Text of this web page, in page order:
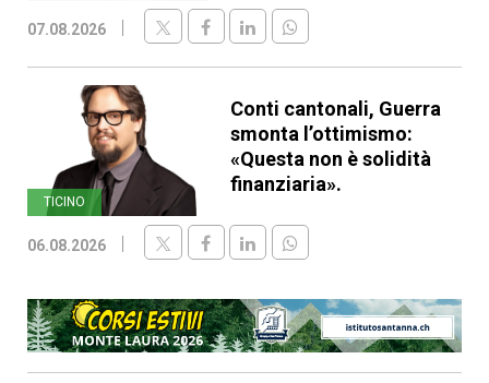
07.08.2026
TICINO
Conti cantonali, Guerra
smonta l’ottimismo:
«Questa non è solidità
finanziaria».
06.08.2026